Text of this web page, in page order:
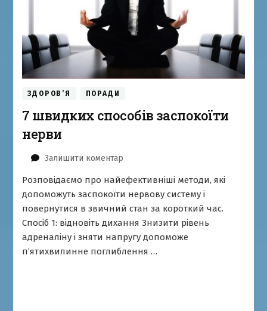
ЗДОРОВ’Я ПОРАДИ
7 швидких способів заспокоїти
нерви
Залишити коментар
швидких
способів
заспокоїти
нерви
Розповідаємо про найефективніші методи, які
допоможуть заспокоїти нервову систему і
повернутися в звичний стан за короткий час.
Спосіб 1: відновіть дихання Знизити рівень
адреналіну і зняти напругу допоможе
п’ятихвилинне поглиблення …